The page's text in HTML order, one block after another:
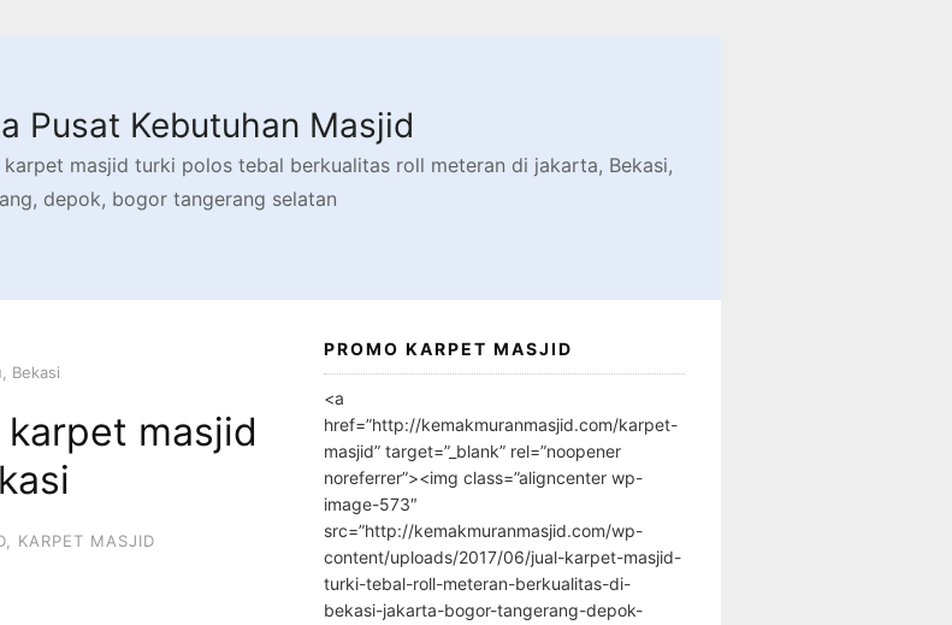
Pusat Kebutuhan Masjid
masjid turki polos tebal berkualitas roll meteran di jakarta, Bekasi,
depok, bogor tangerang selatan
Bekasi
masjid
KARPET MASJID
PROMO KARPET MASJID
<a
href=”http://kemakmuranmasjid.com/karpet-
masjid” target=”_blank” rel=”noopener
noreferrer”><img class=”aligncenter wp-
image-573″
src=”http://kemakmuranmasjid.com/wp-
content/uploads/2017/06/jual-karpet-masjid-
turki-tebal-roll-meteran-berkualitas-di-
bekasi-jakarta-bogor-tangerang-depok-